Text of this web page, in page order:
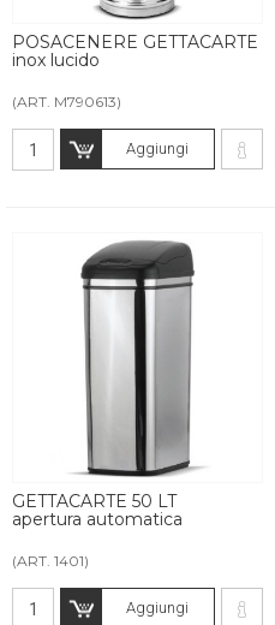
POSACENERE GETTACARTE
inox lucido
(ART. M790613)
Aggiungi
GETTACARTE 50 LT
apertura automatica
(ART. 1401)
Aggiungi